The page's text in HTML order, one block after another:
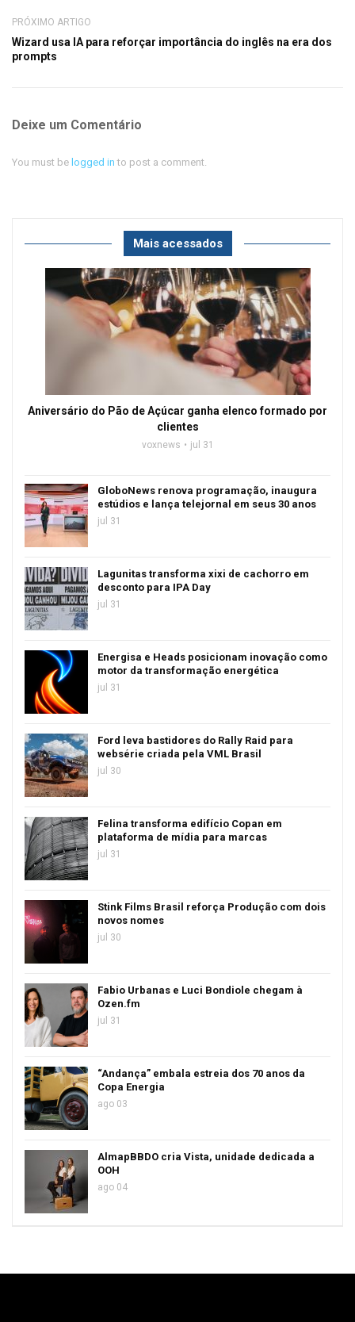
PRÓXIMO ARTIGO
Wizard usa IA para reforçar importância do inglês na era dos
prompts
Deixe um Comentário
You must be logged in to post a comment.
Mais acessados
Aniversário do Pão de Açúcar ganha elenco formado por
clientes
voxnews jul 31
GloboNews renova programação, inaugura
estúdios e lança telejornal em seus 30 anos
jul 31
Lagunitas transforma xixi de cachorro em
desconto para IPA Day
jul 31
Energisa e Heads posicionam inovação como
motor da transformação energética
jul 31
Ford leva bastidores do Rally Raid para
websérie criada pela VML Brasil
jul 30
Felina transforma edifício Copan em
plataforma de mídia para marcas
jul 31
Stink Films Brasil reforça Produção com dois
novos nomes
jul 30
Fabio Urbanas e Luci Bondiole chegam à
Ozen.fm
jul 31
“Andança” embala estreia dos 70 anos da
Copa Energia
ago 03
AlmapBBDO cria Vista, unidade dedicada a
OOH
ago 04